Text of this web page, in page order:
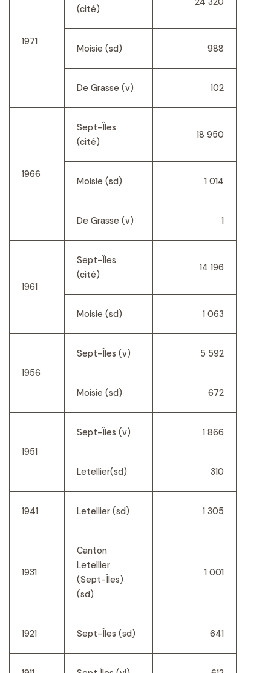
1971
(cité)
Moisie (sd) 988
De Grasse (v) 102
1966
Sept-Îles
(cité)
18 950
Moisie (sd) 1 014
De Grasse (v) 1
1961
Sept-Îles
(cité)
14 196
Moisie (sd) 1 063
1956
Sept-Îles (v) 5 592
Moisie (sd) 672
1951
Sept-Îles (v) 1 866
Letellier(sd) 310
1941 Letellier (sd) 1 305
1931
Canton
Letellier
(Sept-Îles)
(sd)
1 001
1921 Sept-Îles (sd) 641